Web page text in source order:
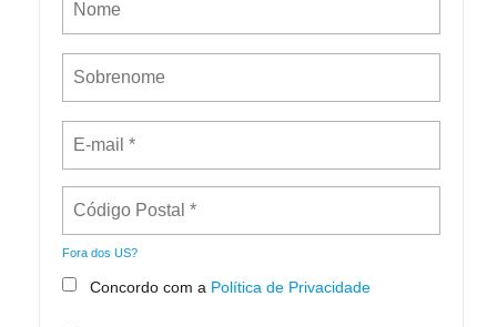
Fora dos US?
Concordo com a Política de Privacidade